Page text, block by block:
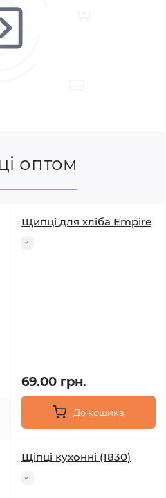
оптом
Щипці для хліба Empire
69.00 грн.
До кошика
Щіпці кухонні (1830)